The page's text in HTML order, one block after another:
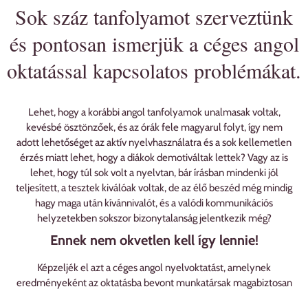
Sok száz tanfolyamot szerveztünk
és pontosan ismerjük a céges angol
oktatással kapcsolatos problémákat.
Lehet, hogy a korábbi angol tanfolyamok unalmasak voltak,
kevésbé ösztönzőek, és az órák fele magyarul folyt, így nem
adott lehetőséget az aktív nyelvhasználatra és a sok kellemetlen
érzés miatt lehet, hogy a diákok demotiváltak lettek? Vagy az is
lehet, hogy túl sok volt a nyelvtan, bár írásban mindenki jól
teljesített, a tesztek kiválóak voltak, de az élő beszéd még mindig
hagy maga után kívánnivalót, és a valódi kommunikációs
helyzetekben sokszor bizonytalanság jelentkezik még?
Ennek nem okvetlen kell így lennie!
Képzeljék el azt a céges angol nyelvoktatást, amelynek
eredményeként az oktatásba bevont munkatársak magabiztosan